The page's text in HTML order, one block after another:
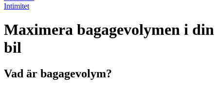
Intimitet
Maximera bagagevolymen i din
bil
Vad är bagagevolym?